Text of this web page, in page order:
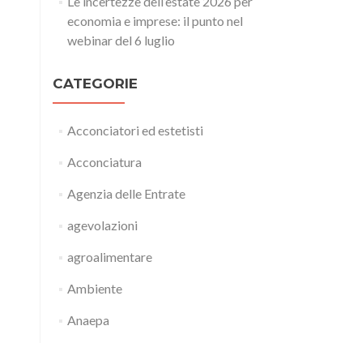
economia e imprese: il punto nel
webinar del 6 luglio
CATEGORIE
Acconciatori ed estetisti
Acconciatura
Agenzia delle Entrate
agevolazioni
agroalimentare
Ambiente
Anaepa